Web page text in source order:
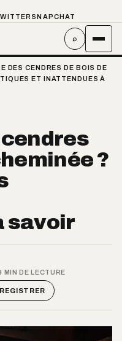
SNAPCHAT
⌕
DES CENDRES DE BOIS DE
ET INATTENDUES À
?
savoir
MIN DE LECTURE